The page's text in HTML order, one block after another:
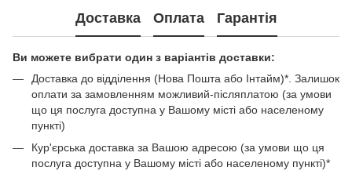
Доставка Оплата Гарантія
Ви можете вибрати один з варіантів доставки:
Доставка до відділення (Нова Пошта або Інтайм)*. Залишок
оплати за замовленням можливий-післяплатою (за умови
що ця послуга доступна у Вашому місті або населеному
пункті)
Кур'єрська доставка за Вашою адресою (за умови що ця
послуга доступна у Вашому місті або населеному пункті)*